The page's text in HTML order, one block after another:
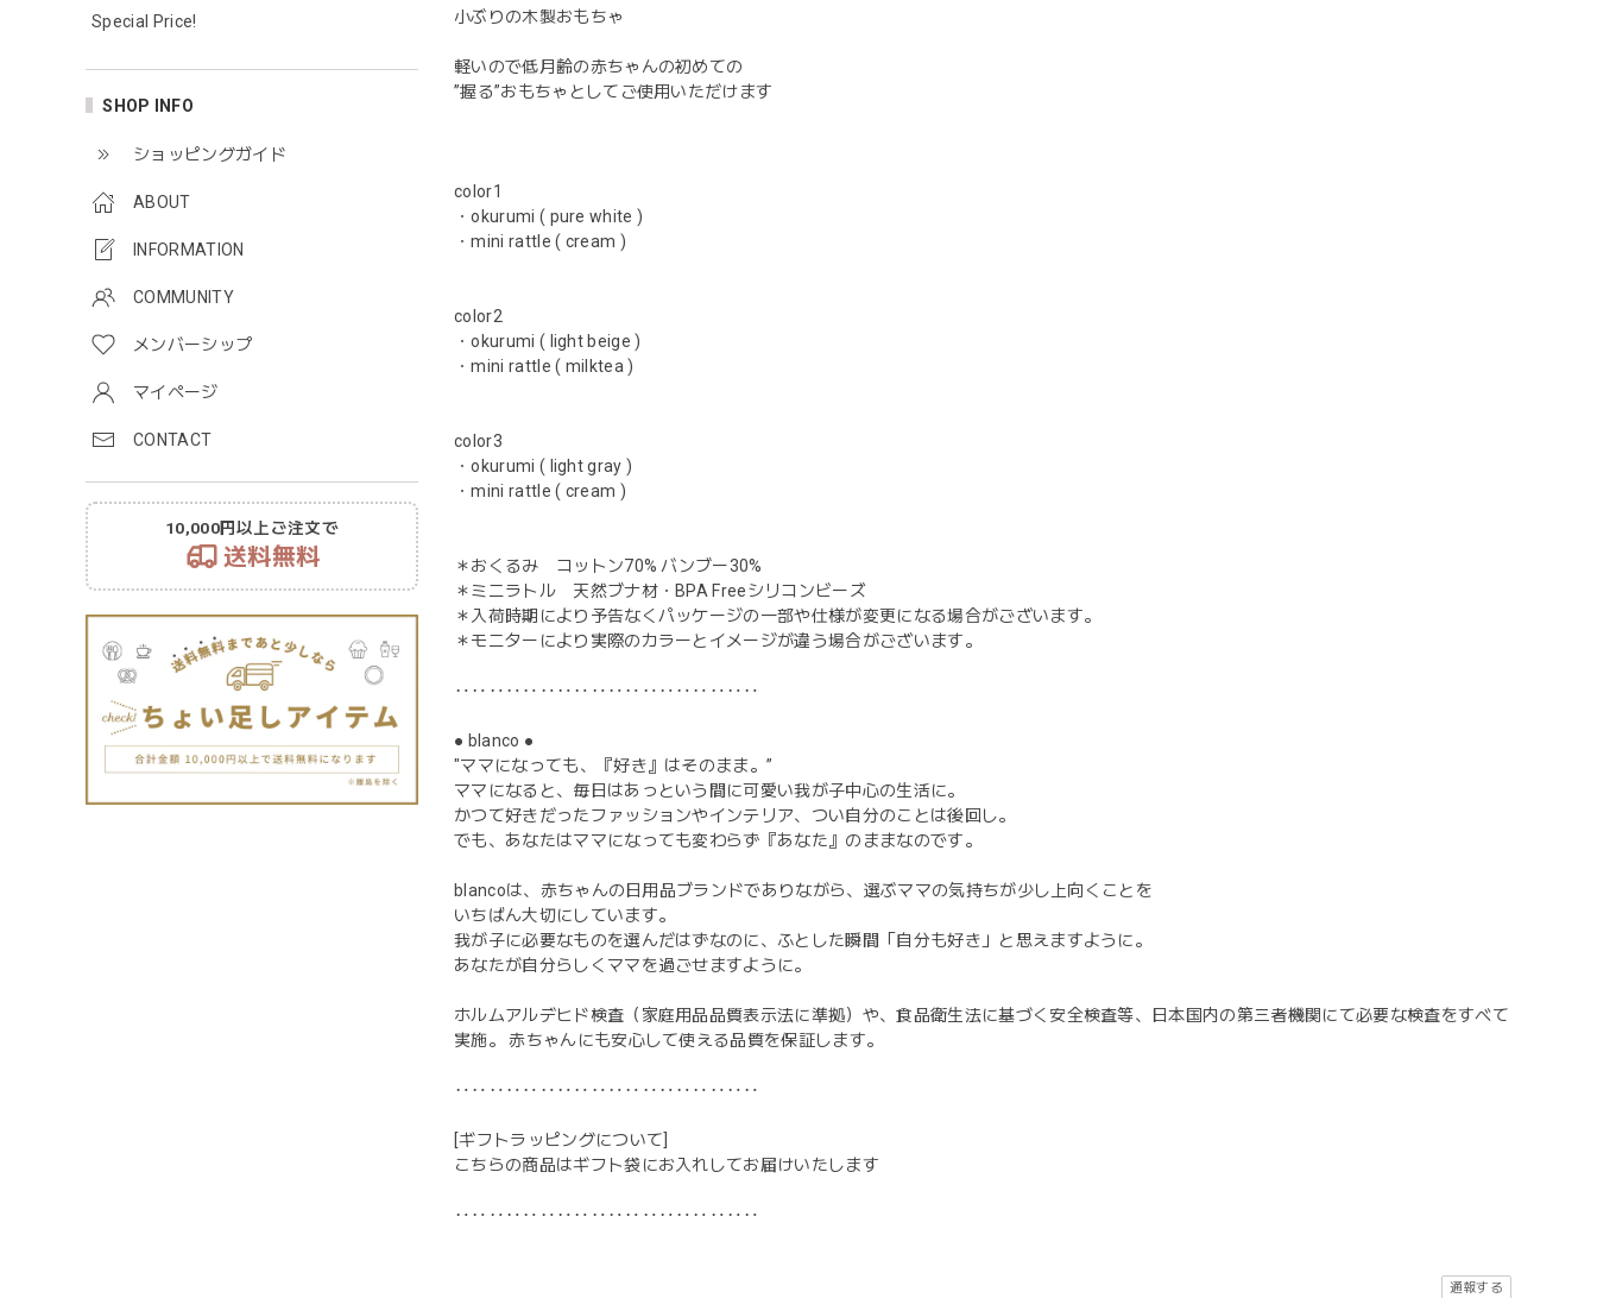
Special Price!
SHOP INFO
ショッピングガイド
ABOUT
INFORMATION
COMMUNITY
メンバーシップ
マイページ
CONTACT
10,000円以上ご注文で
送料無料
小ぶりの木製おもちゃ
軽いので低月齢の赤ちゃんの初めての
”握る”おもちゃとしてご使用いただけます
color1
・okurumi ( pure white )
・mini rattle ( cream )
color2
・okurumi ( light beige )
・mini rattle ( milktea )
color3
・okurumi ( light gray )
・mini rattle ( cream )
＊おくるみ コットン70% バンブー30%
＊ミニラトル 天然ブナ材・BPA Freeシリコンビーズ
＊入荷時期により予告なくパッケージの一部や仕様が変更になる場合がございます。
＊モニターにより実際のカラーとイメージが違う場合がございます。
‥‥‥‥‥‥‥‥‥‥‥‥‥‥‥‥‥‥
● blanco ●
"ママになっても、『好き』はそのまま。”
ママになると、毎日はあっという間に可愛い我が子中心の生活に。
かつて好きだったファッションやインテリア、つい自分のことは後回し。
でも、あなたはママになっても変わらず『あなた』のままなのです。
blancoは、赤ちゃんの日用品ブランドでありながら、選ぶママの気持ちが少し上向くことを
いちばん大切にしています。
我が子に必要なものを選んだはずなのに、ふとした瞬間「自分も好き」と思えますように。
あなたが自分らしくママを過ごせますように。
ホルムアルデヒド検査（家庭用品品質表示法に準拠）や、食品衛生法に基づく安全検査等、日本国内の第三者機関にて必要な検査をすべて
実施。 赤ちゃんにも安心して使える品質を保証します。
‥‥‥‥‥‥‥‥‥‥‥‥‥‥‥‥‥‥
[ギフトラッピングについて]
こちらの商品はギフト袋にお入れしてお届けいたします
‥‥‥‥‥‥‥‥‥‥‥‥‥‥‥‥‥‥
通報する